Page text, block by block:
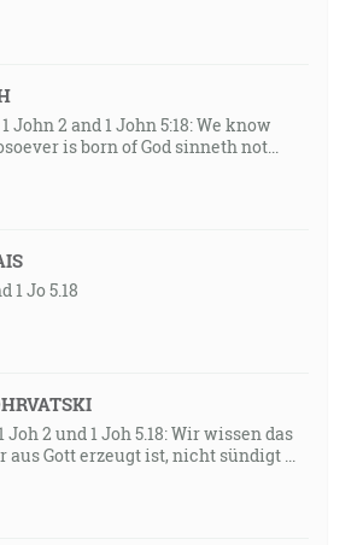
John 2 and 1 John 5:18: We know
is born of God sinneth not...
1 Jo 5.18
Joh 2 und 1 Joh 5.18: Wir wissen das
aus Gott erzeugt ist, nicht sündigt ...